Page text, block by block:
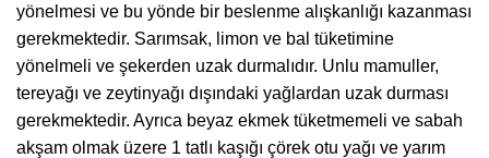
yönelmesi ve bu yönde bir beslenme alışkanlığı kazanması
gerekmektedir. Sarımsak, limon ve bal tüketimine
yönelmeli ve şekerden uzak durmalıdır. Unlu mamuller,
tereyağı ve zeytinyağı dışındaki yağlardan uzak durması
gerekmektedir. Ayrıca beyaz ekmek tüketmemeli ve sabah
akşam olmak üzere 1 tatlı kaşığı çörek otu yağı ve yarım